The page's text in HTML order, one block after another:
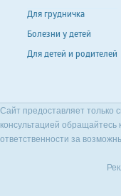
Для грудничка
Болезни у детей
Для детей и родителей
Сайт предоставляет
консультацией обращайтесь
ответственности за